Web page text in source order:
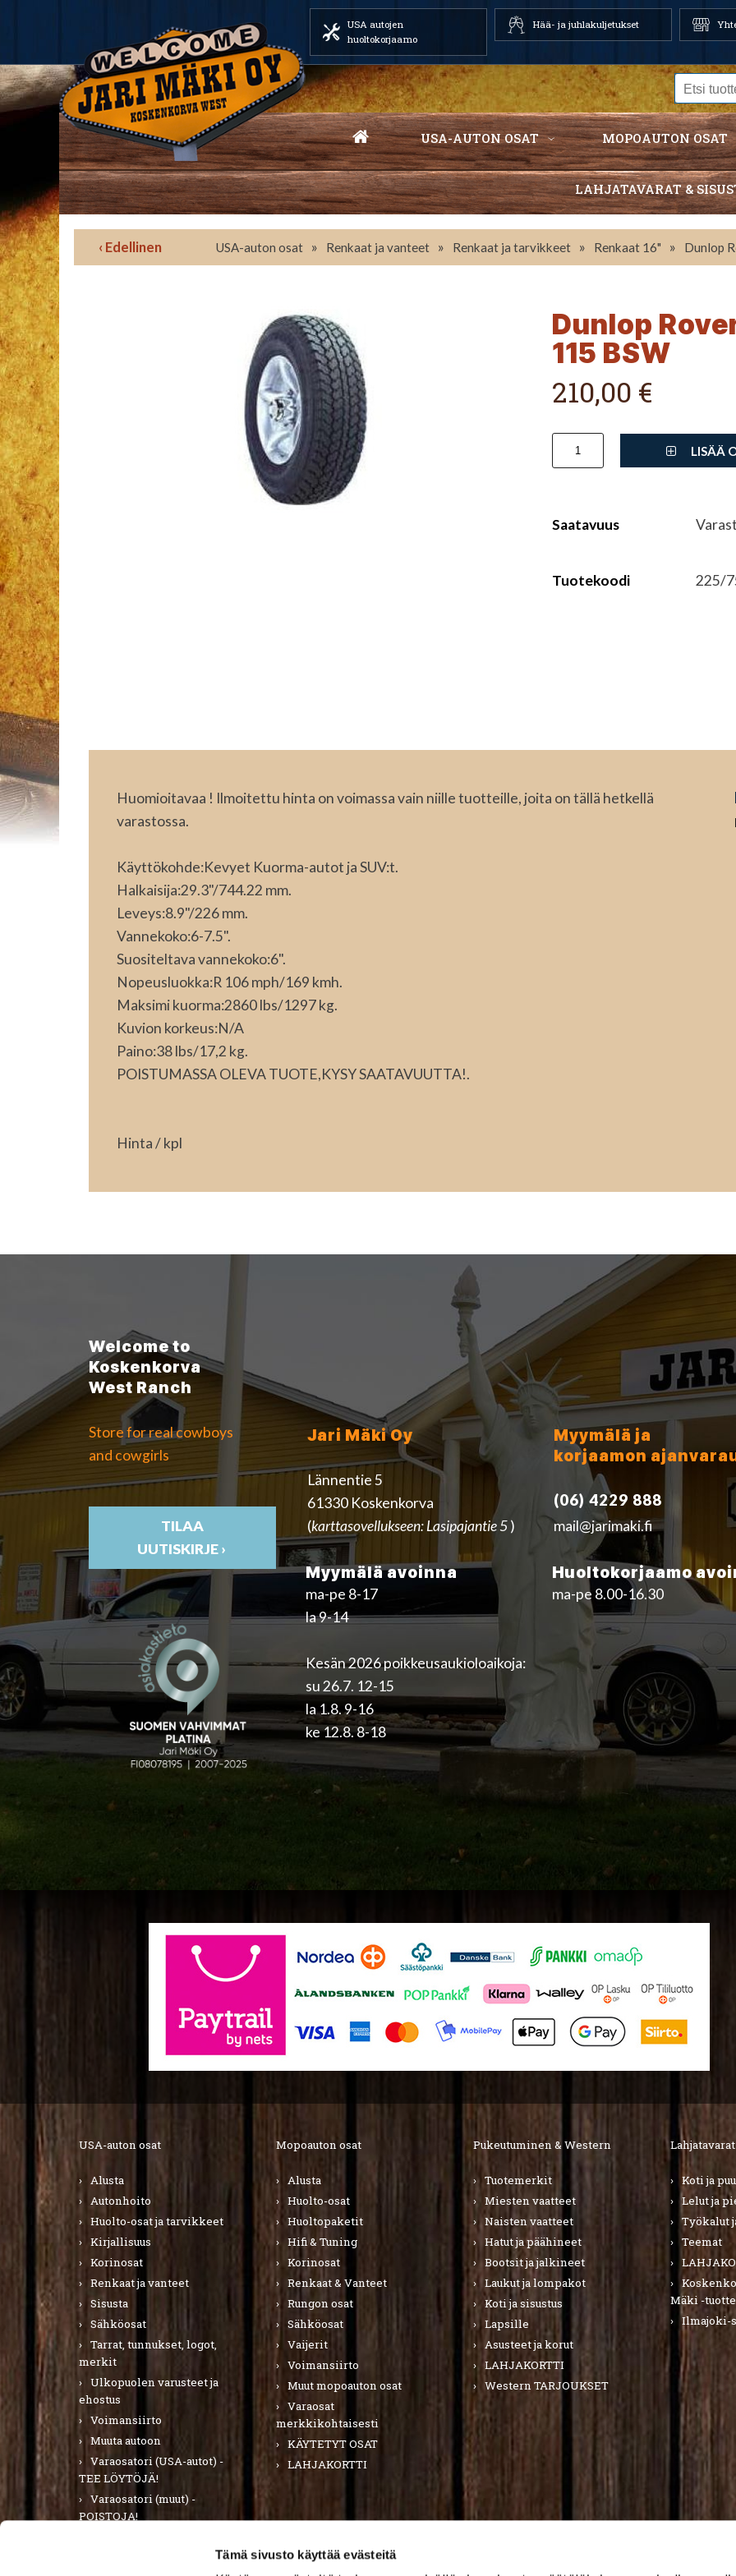
Tämä sivusto käyttää evästeitä
USA autojen
huoltokorjaamo
Hää- ja juhlakuljetukset
USA-AUTON OSAT MOPOAUTON OSAT
LAHJATAVARAT &
‹ Edellinen USA-auton osat » Renkaat ja vanteet » Renkaat ja tarvikkeet » Renkaat 16" » Dunlop
Dunlop
115 BSW
210,00 €
LISÄÄ
Saatavuus
Tuotekoodi 225/
Huomioitavaa ! Ilmoitettu hinta on voimassa vain niille tuotteille, joita on tällä hetkellä
varastossa.
Käyttökohde:Kevyet Kuorma-autot ja SUV:t.
Halkaisija:29.3"/744.22 mm.
Leveys:8.9"/226 mm.
Vannekoko:6-7.5".
Suositeltava vannekoko:6".
Nopeusluokka:R 106 mph/169 kmh.
Maksimi kuorma:2860 lbs/1297 kg.
Kuvion korkeus:N/A
Paino:38 lbs/17,2 kg.
POISTUMASSA OLEVA TUOTE,KYSY SAATAVUUTTA!.
Hinta / kpl
Welcome to
Koskenkorva
West Ranch
Store for real cowboys
and cowgirls
TILAA
UUTISKIRJE ›
Jari Mäki Oy
Lännentie 5
61330 Koskenkorva
(karttasovellukseen: Lasipajantie 5)
Myymälä ja
korjaamon
(06) 4229 888
mail@jarimaki.fi
Myymälä avoinna
ma-pe 8-17
la 9-14
Kesän 2026 poikkeusaukioloaikoja:
su 26.7. 12-15
la 1.8. 9-16
ke 12.8. 8-18
Huoltokorjaamo
ma-pe 8.00-16.30
USA-auton osat
Alusta
Autonhoito
Huolto-osat ja tarvikkeet
Kirjallisuus
Korinosat
Renkaat ja vanteet
Sisusta
Sähköosat
Tarrat, tunnukset, logot,
merkit
Ulkopuolen varusteet ja
ehostus
Voimansiirto
Muuta autoon
Varaosatori (USA-autot) -
TEE LÖYTÖJÄ!
Varaosatori (muut) -
POISTOJA!
Mopoauton osat
Alusta
Huolto-osat
Huoltopaketit
Hifi & Tuning
Korinosat
Renkaat & Vanteet
Rungon osat
Sähköosat
Vaijerit
Voimansiirto
Muut mopoauton osat
Varaosat
merkkikohtaisesti
KÄYTETYT OSAT
LAHJAKORTTI
Pukeutuminen & Western
Tuotemerkit
Miesten vaatteet
Naisten vaatteet
Hatut ja päähineet
Bootsit ja jalkineet
Laukut ja lompakot
Koti ja sisustus
Lapsille
Asusteet ja korut
LAHJAKORTTI
Western TARJOUKSET
Koti ja
Lelut ja
Työkalut
Teemat
Mäki -
Ilmajoki-